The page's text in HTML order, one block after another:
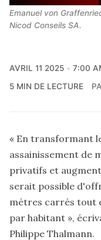
Emanuel von
Nicod Conseils SA.
AVRIL 11 2025
7:00
5 MIN DE LECTURE
« En transformant
assainissement de
privatifs et
serait possible
mètres carrés tout
par habitant »,
Philippe Thalmann.